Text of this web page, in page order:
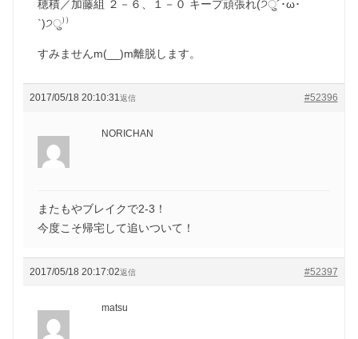
穂積／加藤組 ２－６、１－０ キープ頑張れ(੭ु´･ω･
`)੭ु⁾⁾
すみませんm(__)m離脱します。
2017/05/18 20:10:31 #52396
返信
NORICHAN
またもやブレイクで2-3！
今度こそ帰宅して追いついて！
2017/05/18 20:17:02 #52397
返信
matsu